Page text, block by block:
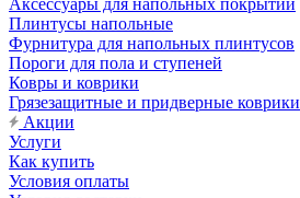
Аксессуары для напольных покрытий
Плинтусы напольные
Фурнитура для напольных плинтусов
Пороги для пола и ступеней
Ковры и коврики
Грязезащитные и придверные коврики
Акции
Услуги
Как купить
Условия оплаты